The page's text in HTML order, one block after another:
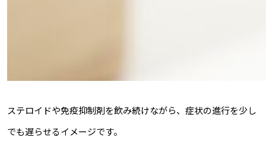
ステロイドや免疫抑制剤を飲み続けながら、症状の進行を少し
でも遅らせるイメージです。